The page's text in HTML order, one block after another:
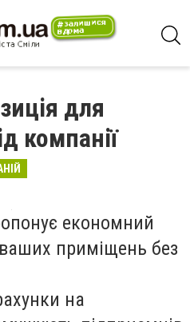
для
компанії
економний
ваших приміщень без
на